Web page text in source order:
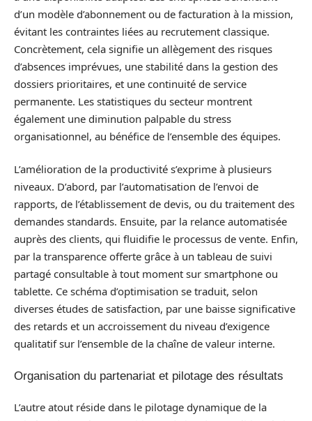
d’un modèle d’abonnement ou de facturation à la mission,
évitant les contraintes liées au recrutement classique.
Concrètement, cela signifie un allègement des risques
d’absences imprévues, une stabilité dans la gestion des
dossiers prioritaires, et une continuité de service
permanente. Les statistiques du secteur montrent
également une diminution palpable du stress
organisationnel, au bénéfice de l’ensemble des équipes.
L’amélioration de la productivité s’exprime à plusieurs
niveaux. D’abord, par l’automatisation de l’envoi de
rapports, de l’établissement de devis, ou du traitement des
demandes standards. Ensuite, par la relance automatisée
auprès des clients, qui fluidifie le processus de vente. Enfin,
par la transparence offerte grâce à un tableau de suivi
partagé consultable à tout moment sur smartphone ou
tablette. Ce schéma d’optimisation se traduit, selon
diverses études de satisfaction, par une baisse significative
des retards et un accroissement du niveau d’exigence
qualitatif sur l’ensemble de la chaîne de valeur interne.
Organisation du partenariat et pilotage des résultats
L’autre atout réside dans le pilotage dynamique de la